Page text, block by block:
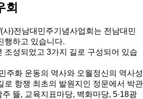
회
)전남대민주기념사업회는 전남대민
행하고 있습니다.
조성되었고 3가지 길로 구성되어 있습
주화 운동의 역사와 오월정신의 역사성
로 항쟁 최초의 발원지인 정문에서 박관
뜰, 교육지표마당, 벽화마당, 5·18광